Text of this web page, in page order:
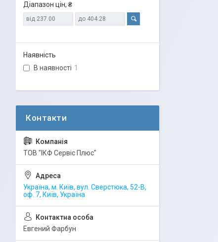
Діапазон цін, ₴
Наявність
В наявності 1
ТОВ "ІКФ Сервіс Плюс"
Україна, м. Київ, вул. Сверстюка, 52-В,
оф. 7, Київ, Україна
Евгений Фарбун